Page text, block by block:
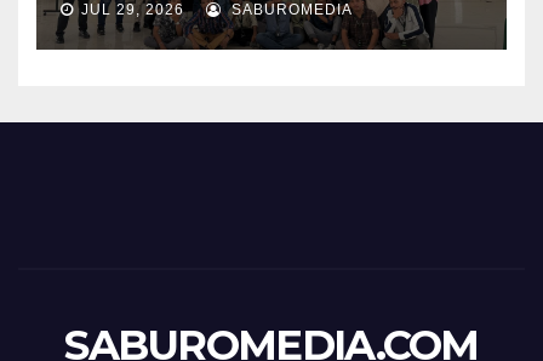
JUL 29, 2026 SABUROMEDIA
SABUROMEDIA.COM